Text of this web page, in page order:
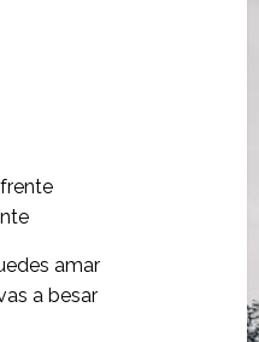
amar
a besar